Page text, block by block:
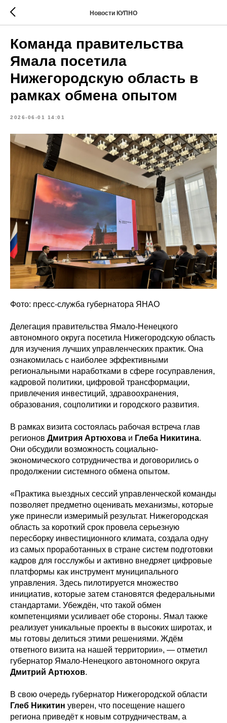
Новости КУПНО
Команда правительства
Ямала посетила
Нижегородскую область в
рамках обмена опытом
2026-06-01 14:01
Фото: пресс-служба губернатора ЯНАО
Делегация правительства Ямало-Ненецкого
автономного округа посетила Нижегородскую область
для изучения лучших управленческих практик. Она
ознакомилась с наиболее эффективными
региональными наработками в сфере госуправления,
кадровой политики, цифровой трансформации,
привлечения инвестиций, здравоохранения,
образования, соцполитики и городского развития.
В рамках визита состоялась рабочая встреча глав
регионов Дмитрия Артюхова и Глеба Никитина.
Они обсудили возможность социально-
экономического сотрудничества и договорились о
продолжении системного обмена опытом.
«Практика выездных сессий управленческой команды
позволяет предметно оценивать механизмы, которые
уже принесли измеримый результат. Нижегородская
область за короткий срок провела серьезную
пересборку инвестиционного климата, создала одну
из самых проработанных в стране систем подготовки
кадров для госслужбы и активно внедряет цифровые
платформы как инструмент муниципального
управления. Здесь пилотируется множество
инициатив, которые затем становятся федеральными
стандартами. Убеждён, что такой обмен
компетенциями усиливает обе стороны. Ямал также
реализует уникальные проекты в высоких широтах, и
мы готовы делиться этими решениями. Ждём
ответного визита на нашей территории», — отметил
губернатор Ямало-Ненецкого автономного округа
Дмитрий Артюхов.
В свою очередь губернатор Нижегородской области
Глеб Никитин уверен, что посещение нашего
региона приведёт к новым сотрудничествам, а